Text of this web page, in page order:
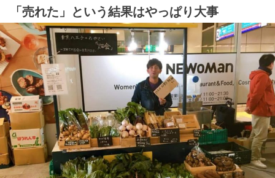
「売れた」という結果はやっぱり大事